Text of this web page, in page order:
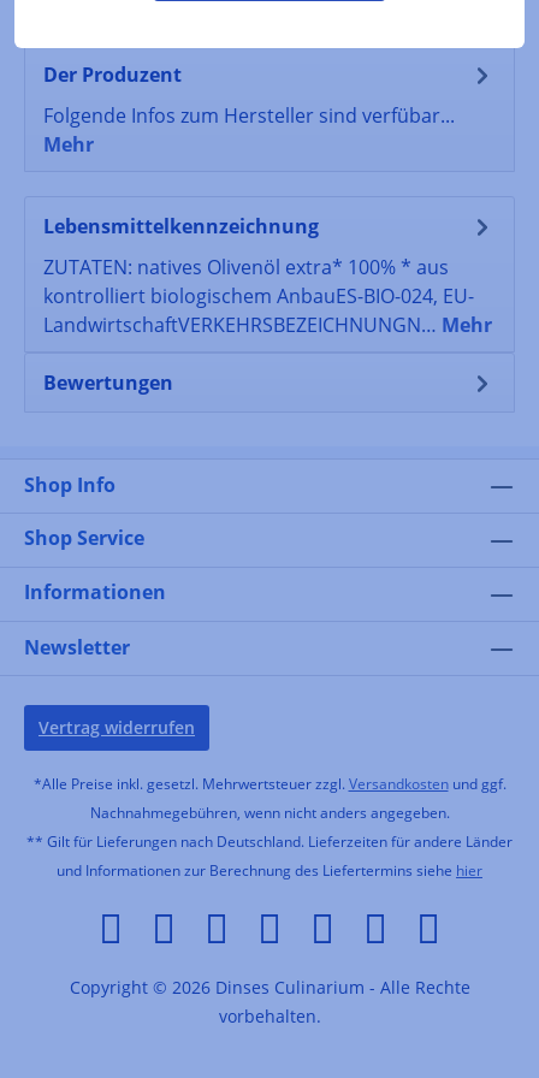
Der Produzent
Folgende Infos zum Hersteller sind verfübar...
Mehr
Lebensmittelkennzeichnung
ZUTATEN: natives Olivenöl extra* 100% * aus
kontrolliert biologischem AnbauES-BIO-024, EU-
LandwirtschaftVERKEHRSBEZEICHNUNGN… Mehr
Bewertungen
Shop Info
Shop Service
Informationen
Newsletter
Vertrag widerrufen
*Alle Preise inkl. gesetzl. Mehrwertsteuer zzgl. Versandkostenund ggf.
Nachnahmegebühren, wenn nicht anders angegeben.
** Gilt für Lieferungen nach Deutschland. Lieferzeiten für andere Länder
und Informationen zur Berechnung des Liefertermins siehe hier
Copyright © 2026 Dinses Culinarium - Alle Rechte
vorbehalten.